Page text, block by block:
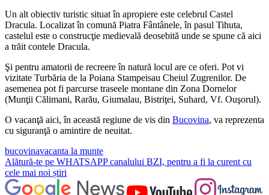
Un alt obiectiv turistic situat în apropiere este celebrul Castel
Dracula. Localizat în comună Piatra Fântânele, în pasul Tihuta,
castelul este o construcţie medievală deosebită unde se spune că aici
a trăit contele Dracula.
Şi pentru amatorii de recreere în natură locul are ce oferi. Pot vi
vizitate Turbăria de la Poiana Stampeisau Cheiul Zugrenilor. De
asemenea pot fi parcurse traseele montane din Zona Dornelor
(Munţii Călimani, Rarău, Giumalau, Bistriţei, Suhard, Vf. Ouşorul).
O vacanţă aici, în această regiune de vis din Bucovina, va reprezenta
cu siguranţă o amintire de neuitat.
bucovinavacanta la munte
Alătură-te pe WHATSAPPcanalului BZI, pentru a fi la curent cu
cele mai noi știri